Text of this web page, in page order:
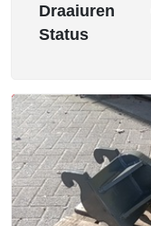
Draaiuren
Status